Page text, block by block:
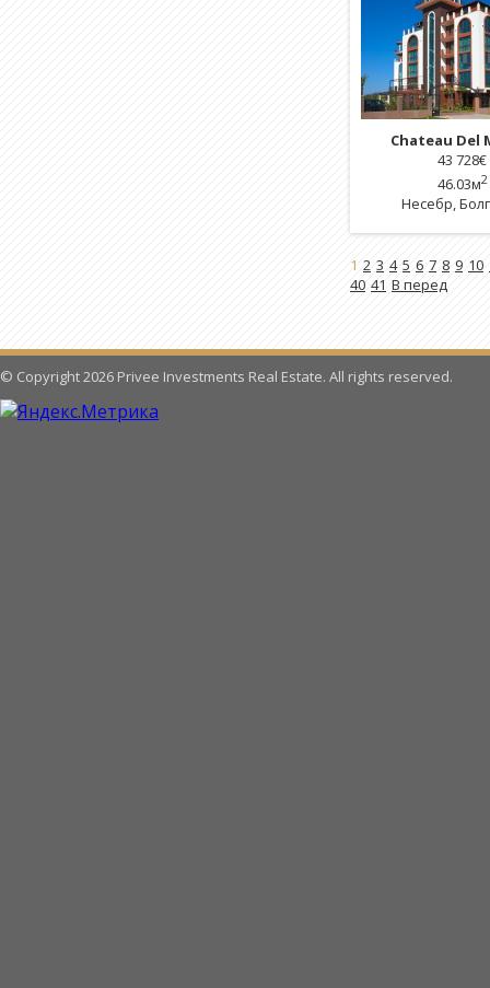
Chateau Del
43 728€
46.03м2
Несебр,
1 2 3 4 5 6 7 8 9 10
40 41 В перед
© Copyright 2026 Privee Investments Real Estate. All rights reserved.